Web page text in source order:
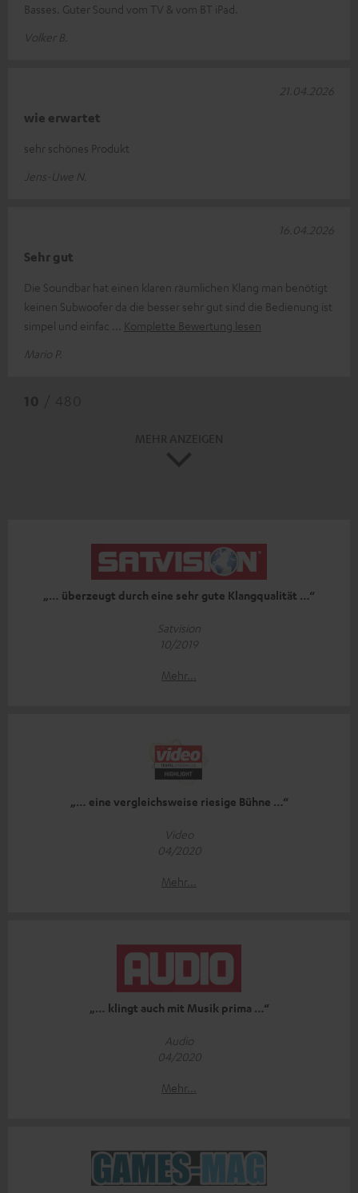
Basses. Guter Sound vom TV & vom BT iPad.
Volker B.
wie erwartet
sehr schönes Produkt
Jens-Uwe N.
21.04.2026
Sehr gut
Die Soundbar hat einen klaren räumlichen Klang man benötigt
keinen Subwoofer da die besser sehr gut sind die Bedienung ist
simpel und einfac
Komplette Bewertung lesen
Mario P.
16.04.2026
„… überzeugt durch eine sehr gute Klangqualität …“
Satvision
10/2019
Mehr...
„… eine vergleichsweise riesige Bühne …“
Video
04/2020
Mehr...
„… klingt auch mit Musik prima …“
Audio
04/2020
Mehr...